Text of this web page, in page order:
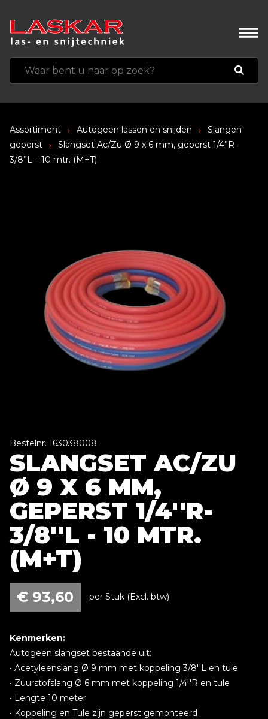
Assortiment Autogeen lassen en snijden
Slangen
geperst
Slangset Ac/Zu Ø 9 x 6 mm, geperst 1/4”R-
3/8”L – 10 mtr. (M+T)
Bestelnr. 163038008
SLANGSET AC/ZU
Ø 9 X 6 MM,
GEPERST 1/4''R-
3/8''L - 10 MTR.
(M+T)
€ 93,60 per Stuk (Excl. btw)
Kenmerken:
Autogeen slangset bestaande uit:
• Acetyleenslang Ø 9 mm met koppeling 3/8''L en tule
• Zuurstofslang Ø 6 mm met koppeling 1/4''R en tule
• Lengte 10 meter
• Koppeling en Tule zijn geperst gemonteerd